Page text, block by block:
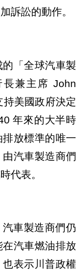
訴訟的動作。
「全球汽車製
兼主席 John
美國政府決定
年來的大半時
放標準的唯一
汽車製造商們
代表。
車製造商們仍
汽車燃油排放
表示川普政權